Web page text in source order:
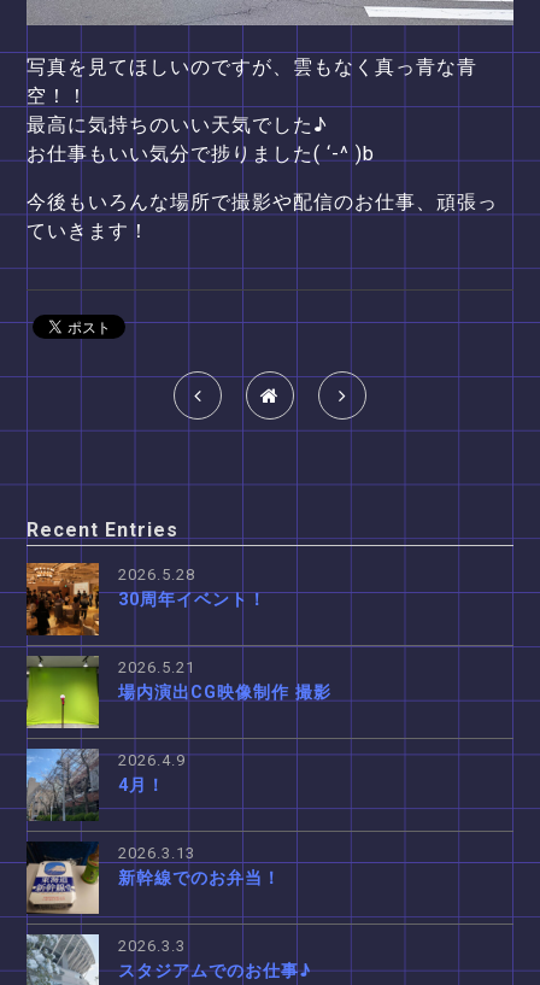
写真を見てほしいのですが、雲もなく真っ青な青
空！！
最高に気持ちのいい天気でした♪
お仕事もいい気分で捗りました( ‘-^ )b
今後もいろんな場所で撮影や配信のお仕事、頑張っ
ていきます！
Recent Entries
2026.5.28
30周年イベント！
2026.5.21
場内演出CG映像制作 撮影
2026.4.9
4月！
2026.3.13
新幹線でのお弁当！
2026.3.3
スタジアムでのお仕事♪